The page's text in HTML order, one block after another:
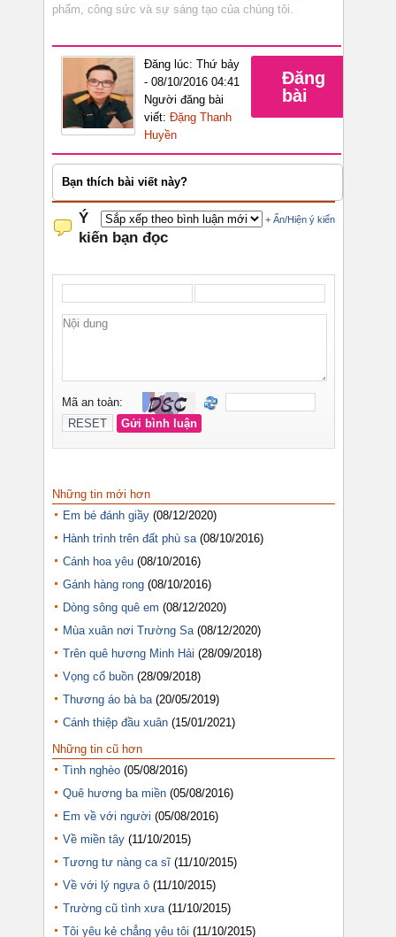
phẩm, công sức và sự sáng tạo của chúng tôi.
Đăng lúc: Thứ bảy
- 08/10/2016 04:41
Người đăng bài
viết: Đặng Thanh
Huyền
Đăng
bài
Bạn thích bài viết này?
Những tin mới hơn
Em bé đánh giầy (08/12/2020)
Hành trình trên đất phù sa (08/10/2016)
Cánh hoa yêu (08/10/2016)
Gánh hàng rong (08/10/2016)
Dòng sông quê em (08/12/2020)
Mùa xuân nơi Trường Sa (08/12/2020)
Trên quê hương Minh Hải (28/09/2018)
Vọng cổ buồn (28/09/2018)
Thương áo bà ba (20/05/2019)
Cánh thiệp đầu xuân (15/01/2021)
Những tin cũ hơn
Tình nghèo (05/08/2016)
Quê hương ba miền (05/08/2016)
Em về với người (05/08/2016)
Về miền tây (11/10/2015)
Tương tư nàng ca sĩ (11/10/2015)
Về với lý ngựa ô (11/10/2015)
Trường cũ tình xưa (11/10/2015)
Tôi yêu kẻ chẳng yêu tôi (11/10/2015)